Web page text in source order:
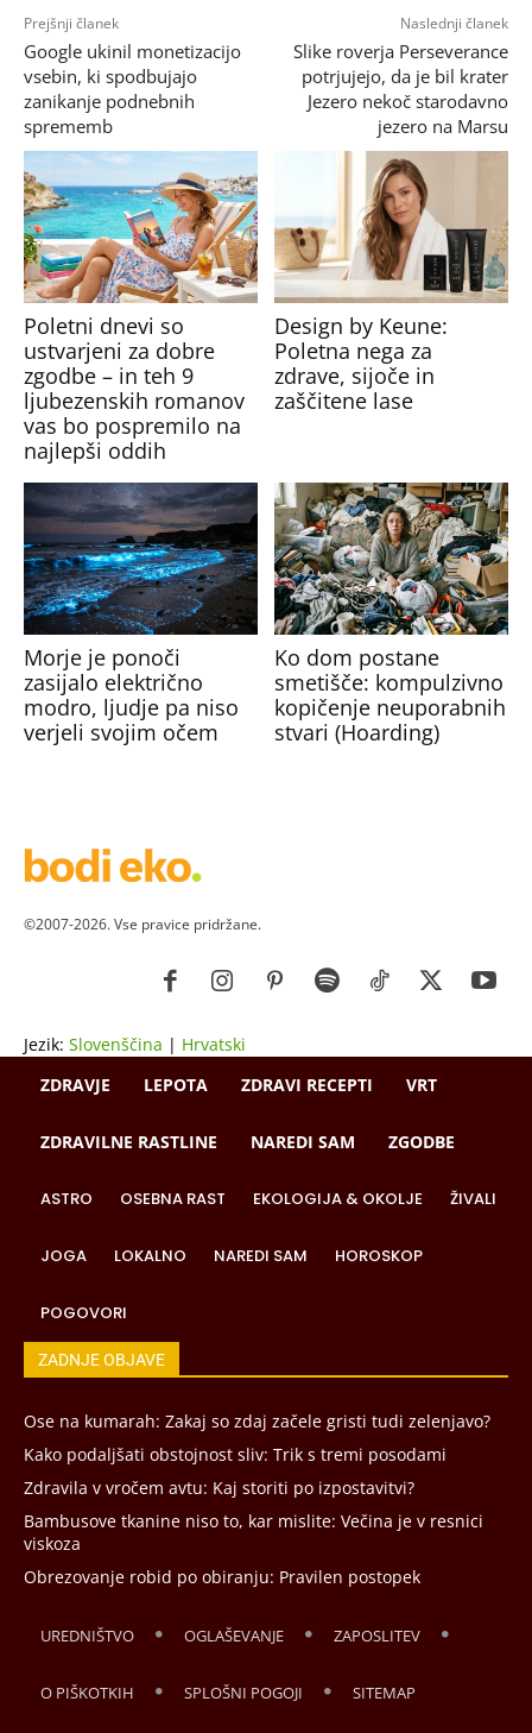
Prejšnji članek
Google ukinil monetizacijo
vsebin, ki spodbujajo
zanikanje podnebnih
sprememb
Naslednji članek
Slike roverja Perseverance
potrjujejo, da je bil krater
Jezero nekoč starodavno
jezero na Marsu
Poletni dnevi so
ustvarjeni za dobre
zgodbe – in teh 9
ljubezenskih romanov
vas bo pospremilo na
najlepši oddih
Design by Keune:
Poletna nega za
zdrave, sijoče in
zaščitene lase
Morje je ponoči
zasijalo električno
modro, ljudje pa niso
verjeli svojim očem
Ko dom postane
smetišče: kompulzivno
kopičenje neuporabnih
stvari (Hoarding)
©2007-2026. Vse pravice pridržane.
Jezik: Slovenščina | Hrvatski
ZDRAVJE
LEPOTA ZDRAVI RECEPTI VRT
ZDRAVILNE RASTLINE NAREDI SAM ZGODBE
ASTRO OSEBNA RAST EKOLOGIJA & OKOLJE ŽIVALI
JOGA LOKALNO NAREDI SAM HOROSKOP
POGOVORI
ZADNJE OBJAVE
Ose na kumarah: Zakaj so zdaj začele gristi tudi zelenjavo?
Kako podaljšati obstojnost sliv: Trik s tremi posodami
Zdravila v vročem avtu: Kaj storiti po izpostavitvi?
Bambusove tkanine niso to, kar mislite: Večina je v resnici
viskoza
Obrezovanje robid po obiranju: Pravilen postopek
UREDNIŠTVO OGLAŠEVANJE ZAPOSLITEV
O PIŠKOTKIH SPLOŠNI POGOJI SITEMAP